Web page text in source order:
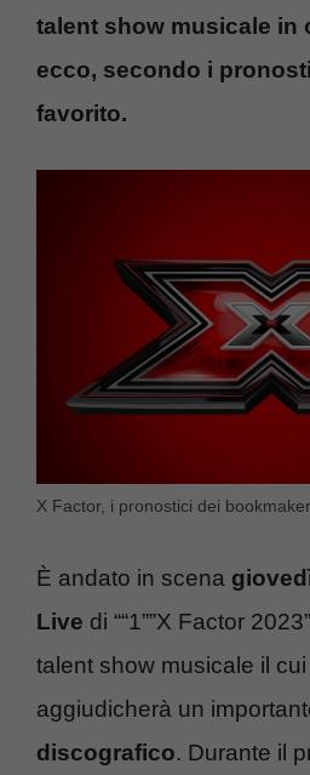
talent show musicale in
ecco, secondo i
favorito.
X Factor, i pronostici dei
È andato in scena
Live di ““1””X Factor
talent show musicale il
aggiudicherà un
discografico. Durante il